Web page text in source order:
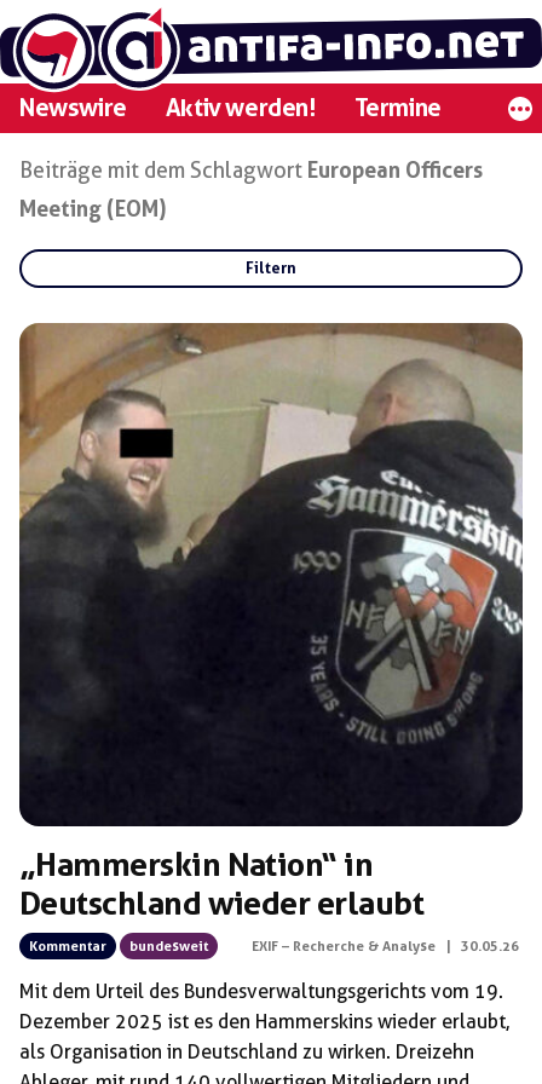
Zum
Inhalt
springen
Newswire Aktiv werden! Termine
Beiträge mit dem Schlagwort European Officers
Meeting (EOM)
Filtern
Gruppen:
Regionen:
Schlagwörter:
„Hammerskin Nation“ in
Deutschland wieder erlaubt
Kommentar bundesweit EXIF – Recherche & Analyse 30.05.26
Mit dem Urteil des Bundesverwaltungsgerichts vom 19.
Dezember 2025 ist es den Hammerskins wieder erlaubt,
als Organisation in Deutschland zu wirken. Dreizehn